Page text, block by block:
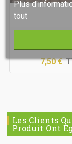
Pétales De
Séchées -
7,50 €
Les Clients
Produit Ont
Plus
tout